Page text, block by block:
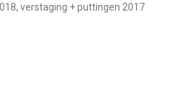
verstaging + puttingen 2017